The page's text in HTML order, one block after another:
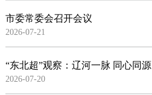
市委常委会召开会议
2026-07-21
“东北超”观察：辽河一脉 同心同源
2026-07-20